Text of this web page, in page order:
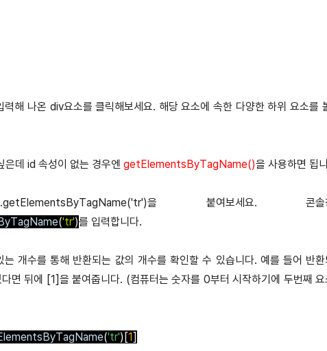
나온 div요소를 클릭해보세요. 해당 요소에 속한 다양한 하위 요소를
데 id 속성이 없는 경우엔 getElementsByTagName()을 사용하면 됩
.getElementsByTagName('tr')을 붙여보세요. 콘솔
('tr')를 입력합니다.
개수를 통해 반환되는 값의 개수를 확인할 수 있습니다. 예를 들어 반환
면 뒤에 [1]을 붙여줍니다. (컴퓨터는 숫자를 0부터 시작하기에 두번째 요
('tr')[1]